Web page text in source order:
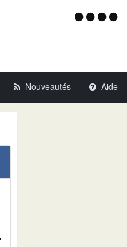
Menu
Nouveautés Aide